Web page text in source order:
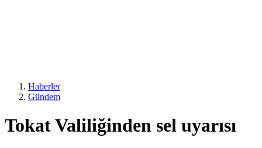
Haberler
Gündem
Tokat Valiliğinden sel uyarısı